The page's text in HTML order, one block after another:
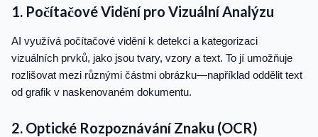
1. Počítačové Vidění pro Vizuální Analýzu
AI využívá počítačové vidění k detekci a kategorizaci
vizuálních prvků, jako jsou tvary, vzory a text. To jí umožňuje
rozlišovat mezi různými částmi obrázku—například oddělit text
od grafik v naskenovaném dokumentu.
2. Optické Rozpoznávání Znaku (OCR)